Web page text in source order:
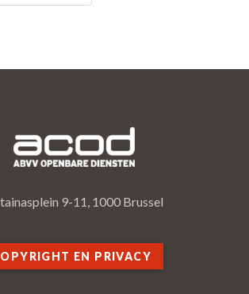
9-11, 1000 Brussel
EN PRIVACY